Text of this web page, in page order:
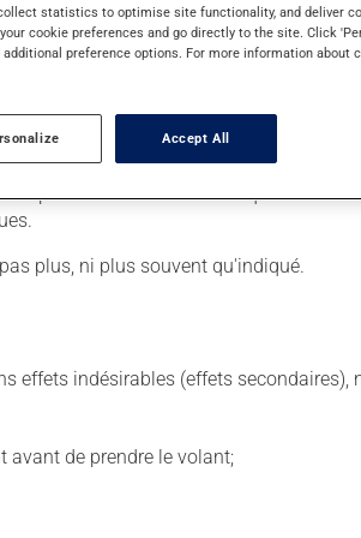
a été enseignée. Assurez-vous de
ou une infirmière, mais il peut
nécessaires à une administration
pharmacien vous ait indiqué un
plus, ni plus souvent qu'indiqué.
effets indésirables (effets secondaires),
avant de prendre le volant;
statistics to optimise site functionality, and deliver
cookie preferences and go directly to the site. Click
preference options. For more information about
Accept All